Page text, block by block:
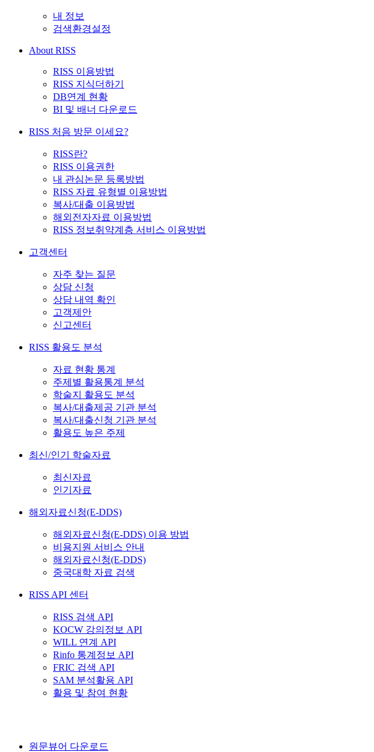
내 정보
검색환경설정
About RISS
RISS 이용방법
RISS 지식더하기
DB연계 현황
BI 및 배너 다운로드
RISS 처음 방문 이세요?
RISS란?
RISS 이용권한
내 관심논문 등록방법
RISS 자료 유형별 이용방법
복사/대출 이용방법
해외전자자료 이용방법
RISS 정보취약계층 서비스 이용방법
고객센터
자주 찾는 질문
상담 신청
상담 내역 확인
고객제안
신고센터
RISS 활용도 분석
자료 현황 통계
주제별 활용통계 분석
학술지 활용도 분석
복사/대출제공 기관 분석
복사/대출신청 기관 분석
활용도 높은 주제
최신/인기 학술자료
최신자료
인기자료
해외자료신청(E-DDS)
해외자료신청(E-DDS) 이용 방법
비용지원 서비스 안내
해외자료신청(E-DDS)
중국대학 자료 검색
RISS API 센터
RISS 검색 API
KOCW 강의정보 API
WILL 연계 API
Rinfo 통계정보 API
FRIC 검색 API
SAM 분석활용 API
활용 및 참여 현황
원문뷰어 다운로드